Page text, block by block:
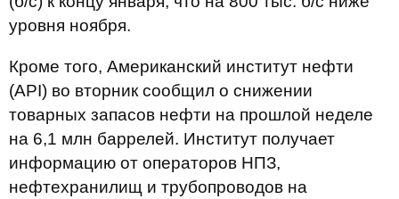
уровня ноября.
Кроме того, Американский институт нефти
(API) во вторник сообщил о снижении
товарных запасов нефти на прошлой неделе
на 6,1 млн баррелей. Институт получает
информацию от операторов НПЗ,
нефтехранилищ и трубопроводов на